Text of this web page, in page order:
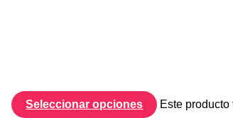
Seleccionar opciones
Este